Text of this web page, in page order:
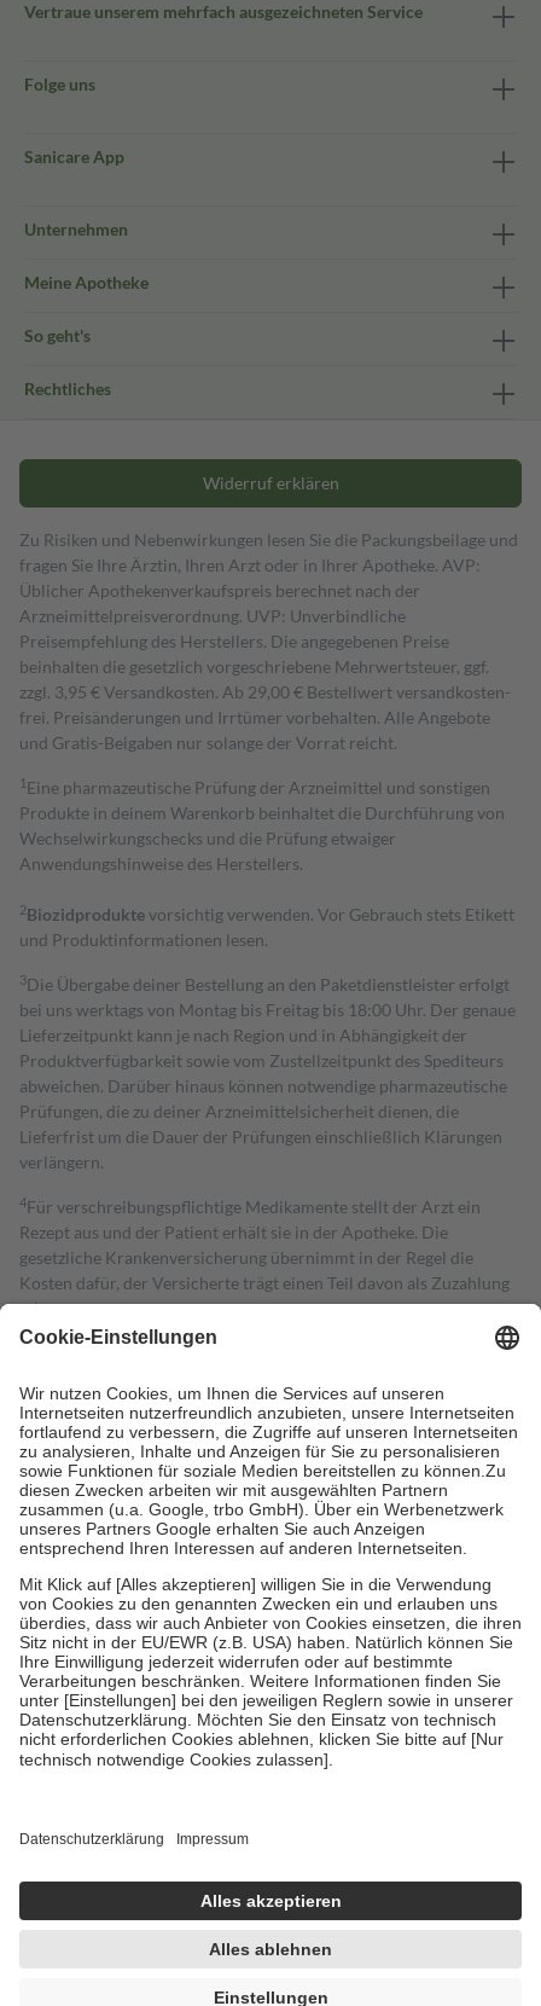
Vertraue unserem mehrfach ausgezeichneten Service
Folge uns
Sanicare App
Unternehmen
Meine Apotheke
So geht's
Rechtliches
Widerruf erklären
Zu Risiken und Nebenwirkungen lesen Sie die Packungsbeilage und
fragen Sie Ihre Ärztin, Ihren Arzt oder in Ihrer Apotheke. AVP:
Üblicher Apothekenverkaufspreis berechnet nach der
Arzneimittelpreisverordnung. UVP: Unverbindliche
Preisempfehlung des Herstellers. Die angegebenen Preise
beinhalten die gesetzlich vorgeschriebene Mehrwertsteuer, ggf.
zzgl. 3,95 € Versandkosten. Ab 29,00 € Bestell­wert versand­kosten­
frei. Preisänderungen und Irrtümer vorbehalten. Alle Angebote
und Gratis-Beigaben nur solange der Vorrat reicht.
1 Eine pharmazeutische Prüfung der Arzneimittel und sonstigen
Produkte in deinem Warenkorb beinhaltet die Durchführung von
Wechselwirkungschecks und die Prüfung etwaiger
Anwendungshinweise des Herstellers.
2Biozidproduktevorsichtig verwenden. Vor Gebrauch stets Etikett
und Produktinformationen lesen.
3Die Übergabe deiner Bestellung an den Paketdienstleister erfolgt
bei uns werktags von Montag bis Freitag bis 18:00 Uhr. Der genaue
Lieferzeitpunkt kann je nach Region und in Abhängigkeit der
Produktverfügbarkeit sowie vom Zustellzeitpunkt des Spediteurs
abweichen. Darüber hinaus können notwendige pharmazeutische
Prüfungen, die zu deiner Arzneimittelsicherheit dienen, die
Lieferfrist um die Dauer der Prüfungen einschließlich Klärungen
verlängern.
4Für verschreibungspflichtige Medikamente stellt der Arzt ein
Rezept aus und der Patient erhält sie in der Apotheke. Die
gesetzliche Krankenversicherung übernimmt in der Regel die
Kosten dafür, der Versicherte trägt einen Teil davon als Zuzahlung
mit.
Grundsätzlich leisten Mitglieder Zuzahlungen in Höhe von zehn
höchstens zehn Euro.
Es sind jedoch nie mehr als die tatsächlichen
Kosten der Leistung zu entrichten.
Diese Regeln gelten grundsätzlich auch für Online-Apotheken.
Bei Heilmitteln und häuslicher Krankenpflege beträgt die
Zuzahlung zehn Prozent der Kosten sowie zehn Euro je
Verordnung.
Um das Engagement der Versicherten für ihre eigene Gesundheit zu
stärken und die besondere Stellung der Familie zu unterstützen,
fallenkeine Zuzahlungenan bei:
• Kindern und Jugendlichen bis zum vollendeten 18. Lebensjahr
mit Ausnahme der Fahrkosten
• Untersuchungen zur Vorsorge und Früherkennung, die von der
GKV getragen werden
• empfohlenen Schutzimpfungen
• Harn- und Blutteststreifen
getroffen, um sicherzustellen, dass es sich um echte Bewertungen
https://help.etrusted.com/hc/de/articles/4419944605341
Einige Bilder und Inhalte wurden unter Zuhilfenahme künstlicher